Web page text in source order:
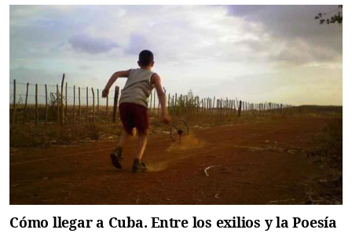
Cómo llegar a Cuba. Entre los exilios y la Poesía